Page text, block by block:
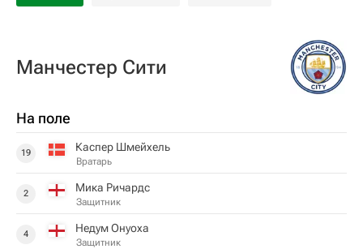
Манчестер Сити
На поле
19 Каспер Шмейхель
Вратарь
2 Мика Ричардс
Защитник
4 Недум Онуоха
Защитник